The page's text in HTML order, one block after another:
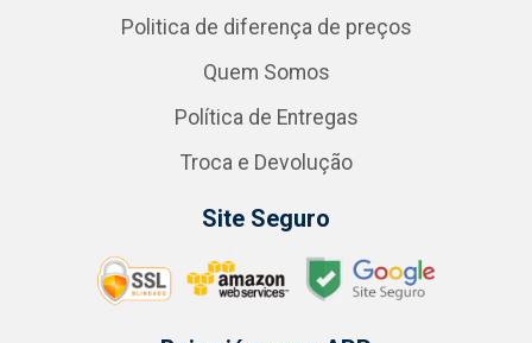
Politica de diferença de preços
Quem Somos
Política de Entregas
Troca e Devolução
Site Seguro